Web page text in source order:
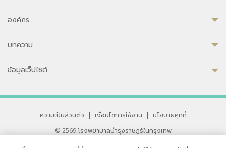
องค์กร
บทความ
ข้อมูลเว็ปไซต์
ความเป็นส่วนตัว | เงื่อนไขการใช้งาน |
นโยบายคุกกี้
© 2569 โรงพยาบาลบำรุงราษฎร์ในกรุงเทพ